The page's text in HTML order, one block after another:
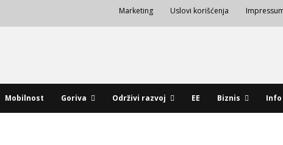
Marketing Uslovi korišćenja
Mobilnost Goriva Održivi razvoj EE Biznis Info